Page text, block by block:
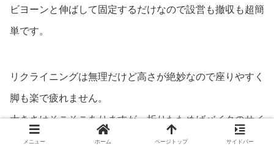
ビヨーンと伸ばして固定するだけなので設営も撤収も超簡
単です。
リクライニングは無理だけど高さが絶妙なので座りやすく
脚も楽で疲れません。
大きさはそこそこありますが、折りたためばバイクのサイ
ドパニアにも入ります。
メニュー ホーム ページトップ サイドバー